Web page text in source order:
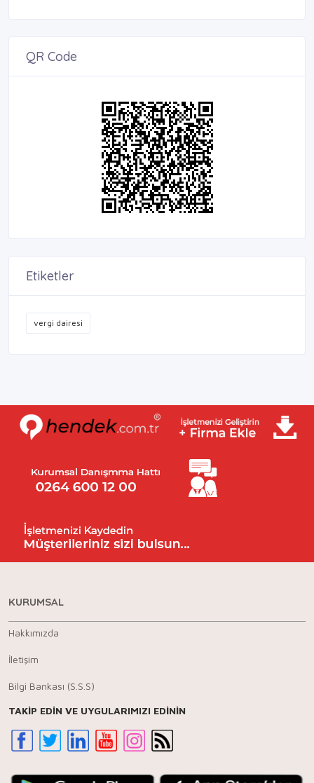
QR Code
Etiketler
vergi dairesi
KURUMSAL
Hakkımızda
İletişim
Bilgi Bankası (S.S.S)
TAKİP EDİN VE UYGULARIMIZI EDİNİN